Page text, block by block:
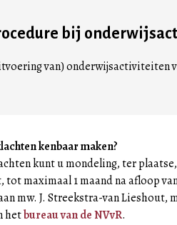
bij
van) onderwijsactiviteiten
kenbaar maken?
kunt u mondeling, ter
tot maximaal 1 maand na afloop
mw. J. Streekstra-van Lieshout,
hetbureau van de NVvR.